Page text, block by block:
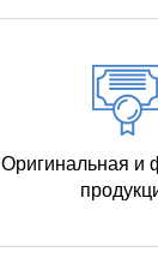
Оригинальная и